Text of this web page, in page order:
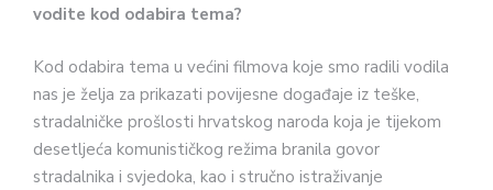
vodite kod odabira tema?
Kod odabira tema u većini filmova koje smo radili vodila
nas je želja za prikazati povijesne događaje iz teške,
stradalničke prošlosti hrvatskog naroda koja je tijekom
desetljeća komunističkog režima branila govor
stradalnika i svjedoka, kao i stručno istraživanje